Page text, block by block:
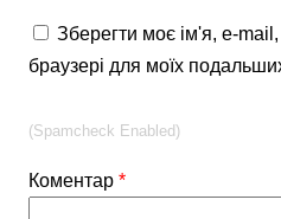
Коментар*
Зберегти моє ім'я, e-
браузері для моїх
(Spamcheck Enabled)